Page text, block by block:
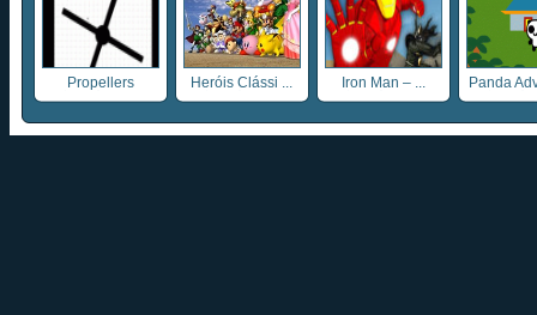
Propellers Heróis Clássi ... Iron Man – ... Panda